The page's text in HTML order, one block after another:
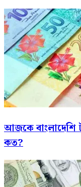
আজকে বাংলাদেশি
কত?